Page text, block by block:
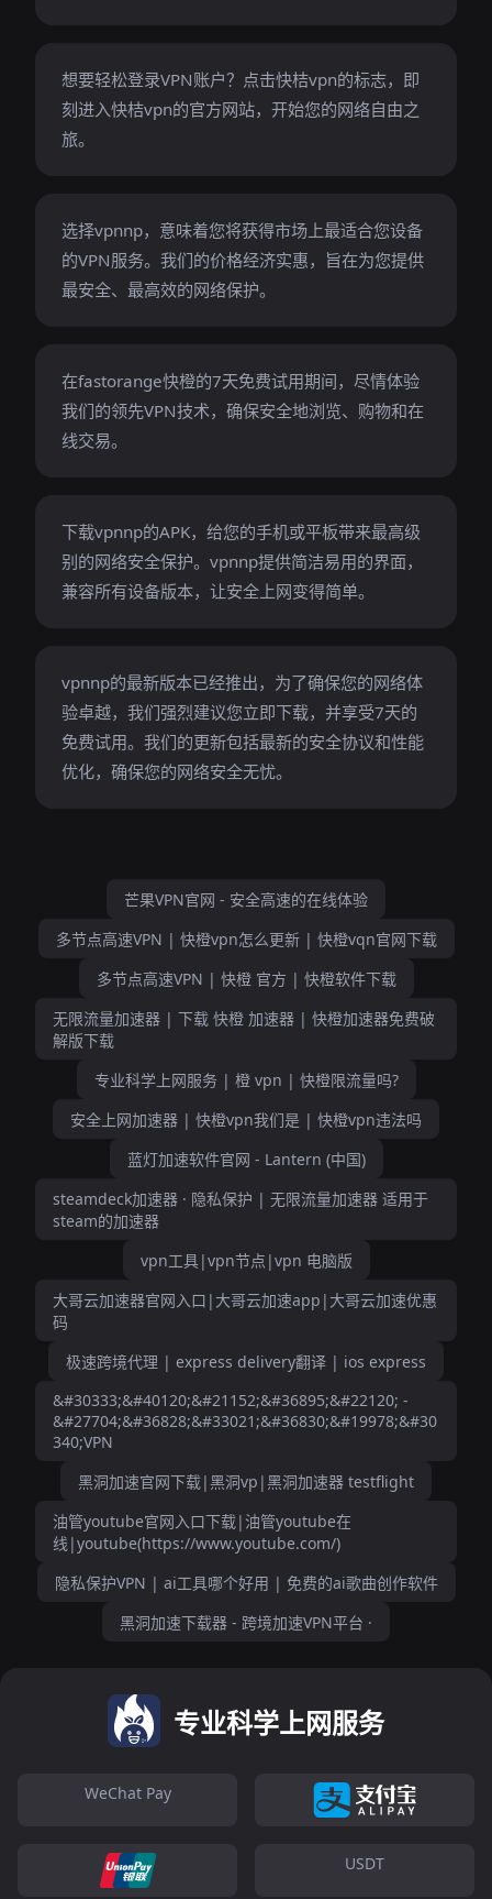
想要轻松登录VPN账户？点击快桔vpn的标志，即
刻进入快桔vpn的官方网站，开始您的网络自由之
旅。
选择vpnnp，意味着您将获得市场上最适合您设备
的VPN服务。我们的价格经济实惠，旨在为您提供
最安全、最高效的网络保护。
在fastorange快橙的7天免费试用期间，尽情体验
我们的领先VPN技术，确保安全地浏览、购物和在
线交易。
下载vpnnp的APK，给您的手机或平板带来最高级
别的网络安全保护。vpnnp提供简洁易用的界面，
兼容所有设备版本，让安全上网变得简单。
vpnnp的最新版本已经推出，为了确保您的网络体
验卓越，我们强烈建议您立即下载，并享受7天的
免费试用。我们的更新包括最新的安全协议和性能
优化，确保您的网络安全无忧。
芒果VPN官网 - 安全高速的在线体验
多节点高速VPN | 快橙vpn怎么更新 | 快橙vqn官网下载
多节点高速VPN | 快橙 官方 | 快橙软件下载
无限流量加速器 | 下载 快橙 加速器 | 快橙加速器免费破
解版下载
专业科学上网服务 | 橙 vpn | 快橙限流量吗?
安全上网加速器 | 快橙vpn我们是 | 快橙vpn违法吗
蓝灯加速软件官网 - Lantern (中国)
steamdeck加速器 · 隐私保护 | 无限流量加速器 适用于
steam的加速器
vpn工具|vpn节点|vpn 电脑版
大哥云加速器官网入口|大哥云加速app|大哥云加速优惠
码
极速跨境代理 | express delivery翻译 | ios express
&#30333;&#40120;&#21152;&#36895;&#22120; -
&#27704;&#36828;&#33021;&#36830;&#19978;&#30
340;VPN
黑洞加速官网下载|黑洞vp|黑洞加速器 testflight
油管youtube官网入口下载|油管youtube在
线|youtube(https://www.youtube.com/)
隐私保护VPN | ai工具哪个好用 | 免费的ai歌曲创作软件
黑洞加速下载器 - 跨境加速VPN平台 ·
专业科学上网服务
WeChat Pay
USDT